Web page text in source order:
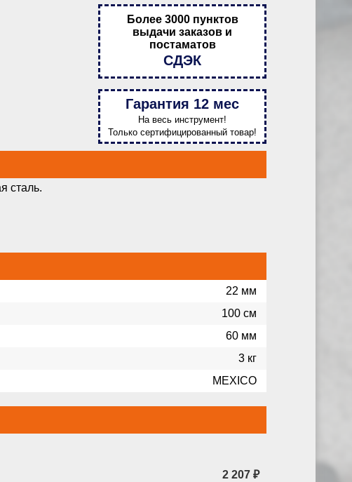
Более 3000 пунктов
выдачи заказов и
постаматов
СДЭК
Гарантия 12 мес
На весь инструмент!
Только сертифицированный товар!
сталь.
22 мм
100 см
60 мм
3 кг
MEXICO
2 207 ₽